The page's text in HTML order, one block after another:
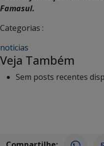
Famasul.
Categorias :
noticias
Veja Também
Sem posts recentes